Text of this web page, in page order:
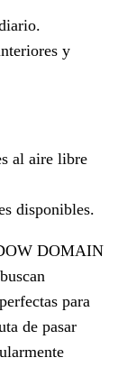
y
al aire libre
disponibles.
DOMAIN
para
de pasar